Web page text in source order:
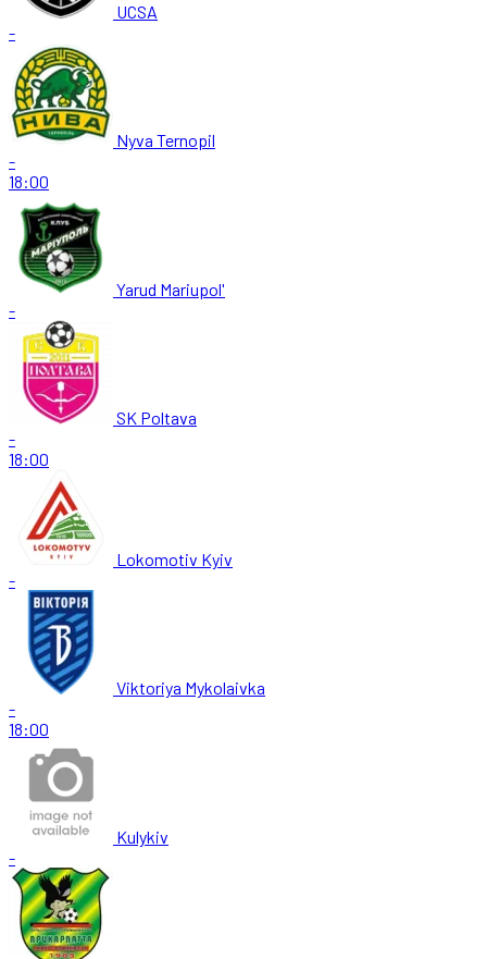
UCSA
-
Nyva Ternopil
-
18:00
Yarud Mariupol'
-
SK Poltava
-
18:00
Lokomotiv Kyiv
-
Viktoriya Mykolaivka
-
18:00
Kulykiv
-